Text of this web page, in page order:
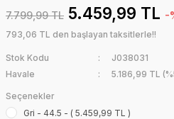
7.799,99 TL 5.459,99 TL -
793,06 TL den başlayan taksitlerle!!
Stok Kodu
J038031
Havale
5.186,99 TL
Seçenekler
Gri - 44.5 - ( 5.459,99 TL )